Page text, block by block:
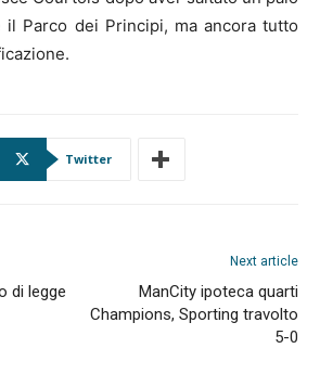
il Parco dei Principi, ma ancora tutto
Twitter
di legge
Next article
ManCity ipoteca quarti
Champions, Sporting travolto
5-0